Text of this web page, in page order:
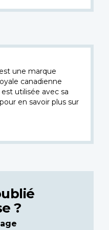
une marque
canadienne
utilisée avec sa
en savoir plus sur
?